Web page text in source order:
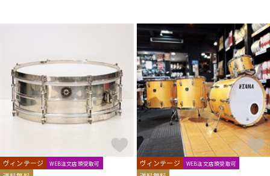
ヴィンテージ WEB注文店頭受取可 ヴィンテージ WEB注文店頭受取可